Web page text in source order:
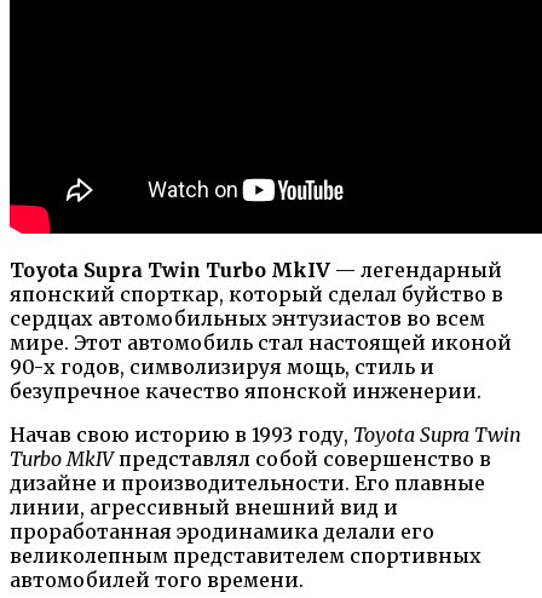
Toyota Supra Twin Turbo MkIV — легендарный
японский спорткар, который сделал буйство в
сердцах автомобильных энтузиастов во всем
мире. Этот автомобиль стал настоящей иконой
90-х годов, символизируя мощь, стиль и
безупречное качество японской инженерии.
Начав свою историю в 1993 году, Toyota Supra Twin
Turbo MkIVпредставлял собой совершенство в
дизайне и производительности. Его плавные
линии, агрессивный внешний вид и
проработанная эродинамика делали его
великолепным представителем спортивных
автомобилей того времени.